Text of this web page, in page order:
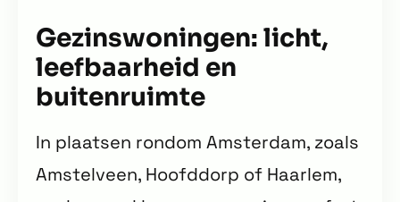
Gezinswoningen: licht,
leefbaarheid en
buitenruimte
In plaatsen rondom Amsterdam, zoals
Amstelveen, Hoofddorp of Haarlem,